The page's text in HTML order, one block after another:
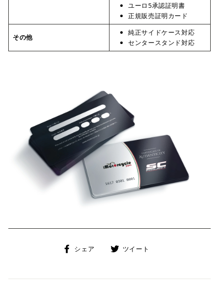
ユーロ5承認証明書
正規販売証明カード
その他
純正サイドケース対応
センタースタンド対応
シェア
Facebook
ェ
ツイート
稿